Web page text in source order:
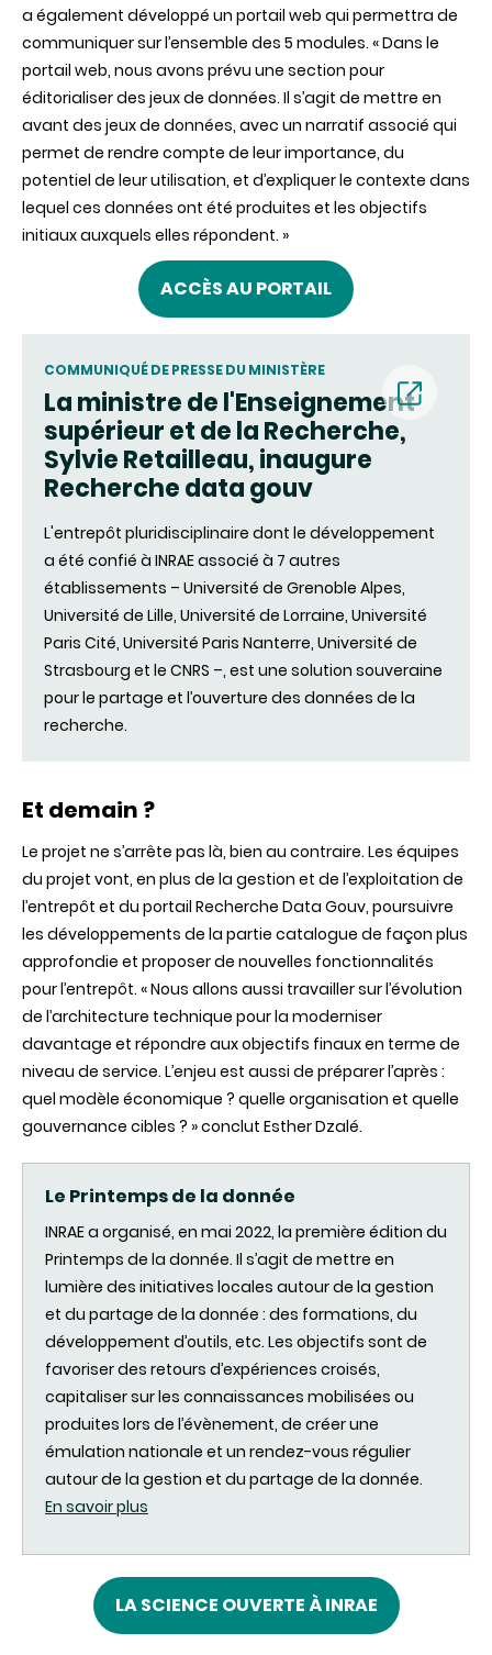
a également développé un portail web qui permettra de
communiquer sur l’ensemble des 5 modules. « Dans le
portail web, nous avons prévu une section pour
éditorialiser des jeux de données. Il s’agit de mettre en
avant des jeux de données, avec un narratif associé qui
permet de rendre compte de leur importance, du
potentiel de leur utilisation, et d’expliquer le contexte dans
lequel ces données ont été produites et les objectifs
initiaux auxquels elles répondent. »
ACCÈS AU PORTAIL
COMMUNIQUÉ DE PRESSE DU MINISTÈRE
La ministre de l'Enseignement
supérieur et de la Recherche,
Sylvie Retailleau, inaugure
Recherche data gouv
L'entrepôt pluridisciplinaire dont le développement
a été confié à INRAE associé à 7 autres
établissements – Université de Grenoble Alpes,
Université de Lille, Université de Lorraine, Université
Paris Cité, Université Paris Nanterre, Université de
Strasbourg et le CNRS –, est une solution souveraine
pour le partage et l’ouverture des données de la
recherche.
Et demain ?
Le projet ne s’arrête pas là, bien au contraire. Les équipes
du projet vont, en plus de la gestion et de l’exploitation de
l’entrepôt et du portail Recherche Data Gouv, poursuivre
les développements de la partie catalogue de façon plus
approfondie et proposer de nouvelles fonctionnalités
pour l’entrepôt. « Nous allons aussi travailler sur l’évolution
de l’architecture technique pour la moderniser
davantage et répondre aux objectifs finaux en terme de
niveau de service. L’enjeu est aussi de préparer l’après :
quel modèle économique ? quelle organisation et quelle
gouvernance cibles ? » conclut Esther Dzalé.
Le Printemps de la donnée
INRAE a organisé, en mai 2022, la première édition du
Printemps de la donnée. Il s’agit de mettre en
lumière des initiatives locales autour de la gestion
et du partage de la donnée : des formations, du
développement d’outils, etc. Les objectifs sont de
favoriser des retours d’expériences croisés,
capitaliser sur les connaissances mobilisées ou
produites lors de l’évènement, de créer une
émulation nationale et un rendez-vous régulier
autour de la gestion et du partage de la donnée.
En savoir plus
LA SCIENCE OUVERTE À INRAE